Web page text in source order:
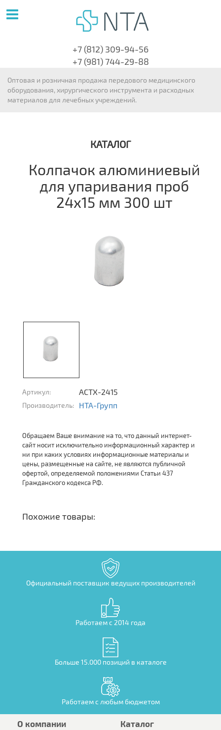
+7 (812) 309-94-56
+7 (981) 744-29-88
Оптовая и розничная продажа передового медицинского
оборудования, хирургического инструмента и расходных
материалов для лечебных учреждений.
КАТАЛОГ
Колпачок алюминиевый
для упаривания проб
24х15 мм 300 шт
Артикул: АСТХ-2415
Производитель: НТА-Групп
Обращаем Ваше внимание на то, что данный интернет-
сайт носит исключительно информационный характер и
ни при каких условиях информационные материалы и
цены, размещенные на сайте, не являются публичной
офертой, определяемой положениями Статьи 437
Гражданского кодекса РФ.
Похожие товары:
Официальный поставщик ведущих производителей
Работаем с 2014 года
Больше 15.000 позиций в каталоге
Работаем с любым бюджетом
О компании Каталог